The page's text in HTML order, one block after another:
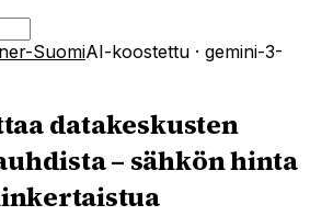
SuomiAI-koostettu · gemini-3-
datakeskusten
– sähkön hinta